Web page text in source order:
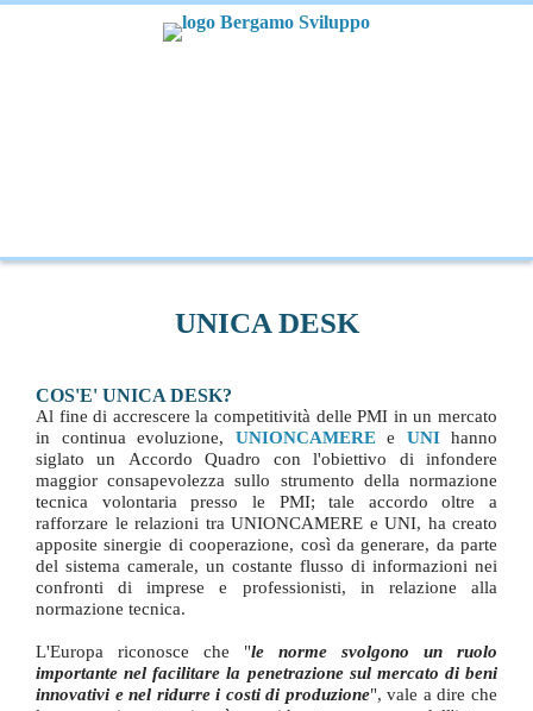
UNICA DESK
COS'E' UNICA DESK?
Al fine di accrescere la competitività delle PMI in un mercato
in continua evoluzione, UNIONCAMEREe UNIhanno
siglato un Accordo Quadro con l'obiettivo di infondere
maggior consapevolezza sullo strumento della normazione
tecnica volontaria presso le PMI; tale accordo oltre a
rafforzare le relazioni tra UNIONCAMERE e UNI, ha creato
apposite sinergie di cooperazione, così da generare, da parte
del sistema camerale, un costante flusso di informazioni nei
confronti di imprese e professionisti, in relazione alla
normazione tecnica.
L'Europa riconosce che "le norme svolgono un ruolo
importante nel facilitare la penetrazione sul mercato di beni
innovativi e nel ridurre i costi di produzione", vale a dire che